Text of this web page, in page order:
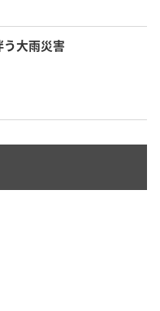
大雨災害